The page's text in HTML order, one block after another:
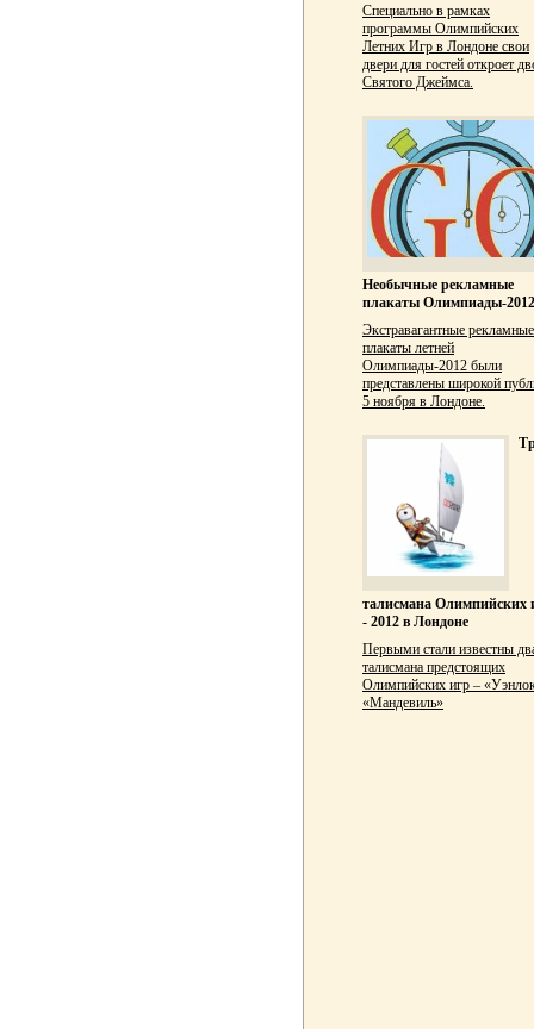
Специально в рамках
программы Олимпийских
Летних Игр в Лондоне свои
двери для гостей откроет
Святого Джеймса.
Необычные рекламные
плакаты Олимпиады-2012
Экстравагантные рекламные
плакаты летней
Олимпиады-2012 были
представлены широкой
5 ноября в Лондоне.
талисмана Олимпийских
- 2012 в Лондоне
Первыми стали известны
талисмана предстоящих
Олимпийских игр –
«Мандевиль»